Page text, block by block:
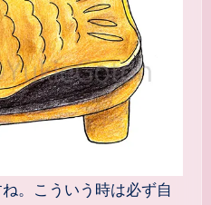
。こういう時は必ず自